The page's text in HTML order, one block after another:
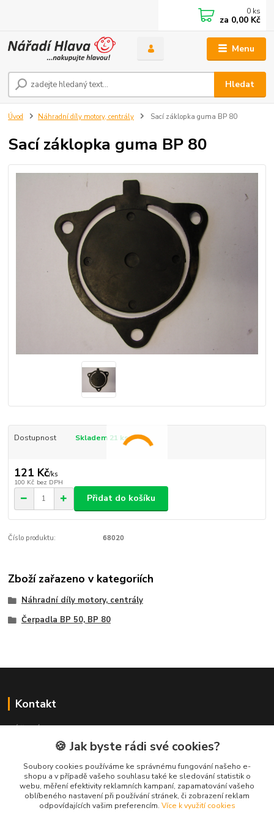
Menu
Hledat
0 ks
za 0,00 Kč
Úvod Náhradní díly motory, centrály Sací záklopka guma BP 80
Sací záklopka guma BP 80
Dostupnost Skladem 21 ks
121 Kč/ks
100 Kč bez DPH
Přidat do košíku
Číslo produktu: 68020
Zboží zařazeno v kategoriích
Náhradní díly motory, centrály
Čerpadla BP 50, BP 80
Kontakt
+420 481 621 329
centraly@enhlava.cz
🍪 Jak byste rádi své cookies?
Soubory cookies používáme ke správnému fungování našeho e-
shopu a v případě vašeho souhlasu také ke sledování statistik o
webu, měření efektivity reklamních kampaní, zapamatování vašeho
oblíbeného nastavení při používání stránek, či zobrazení reklam
odpovídajících vašim preferencím. Více k využití cookies